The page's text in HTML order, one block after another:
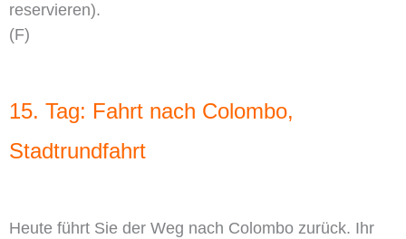
reservieren).
(F)
15. Tag: Fahrt nach Colombo,
Stadtrundfahrt
Heute führt Sie der Weg nach Colombo zurück. Ihr